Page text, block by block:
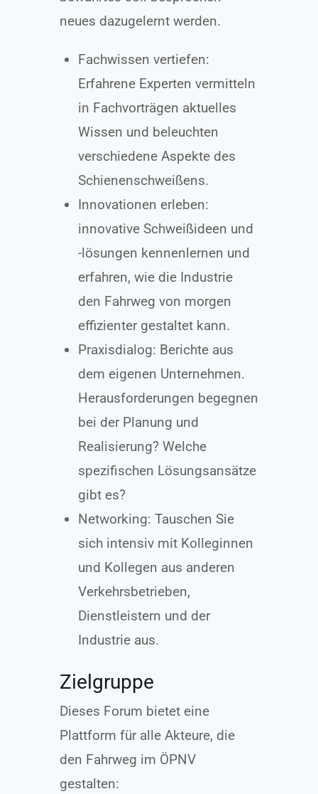
neues dazugelernt werden.
Fachwissen vertiefen:
Erfahrene Experten vermitteln
in Fachvorträgen aktuelles
Wissen und beleuchten
verschiedene Aspekte des
Schienenschweißens.
Innovationen erleben:
innovative Schweißideen und
-lösungen kennenlernen und
erfahren, wie die Industrie
den Fahrweg von morgen
effizienter gestaltet kann.
Praxisdialog: Berichte aus
dem eigenen Unternehmen.
Herausforderungen begegnen
bei der Planung und
Realisierung? Welche
spezifischen Lösungsansätze
gibt es?
Networking: Tauschen Sie
sich intensiv mit Kolleginnen
und Kollegen aus anderen
Verkehrsbetrieben,
Dienstleistern und der
Industrie aus.
Zielgruppe
Dieses Forum bietet eine
Plattform für alle Akteure, die
den Fahrweg im ÖPNV
gestalten: